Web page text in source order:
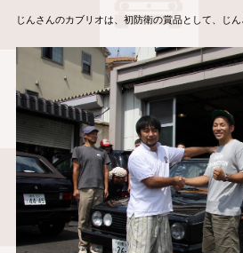
じんさんのカブリオは、初防衛の賞品として、じん